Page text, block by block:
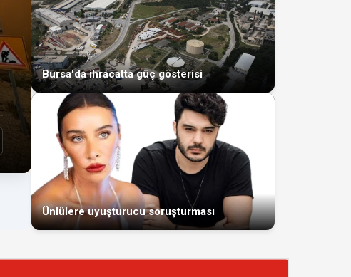
Bursa'da ihracatta güç gösterisi
Ünlülere uyuşturucu soruşturması